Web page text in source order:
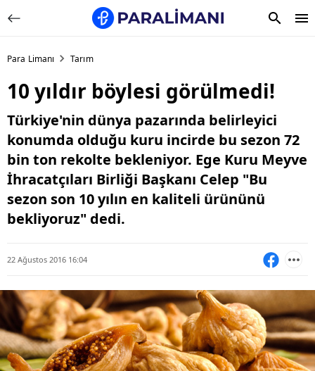
Para Limanı Tarım
10 yıldır böylesi görülmedi!
Türkiye'nin dünya pazarında belirleyici
konumda olduğu kuru incirde bu sezon 72
bin ton rekolte bekleniyor. Ege Kuru Meyve
İhracatçıları Birliği Başkanı Celep "Bu
sezon son 10 yılın en kaliteli ürününü
bekliyoruz" dedi.
22 Ağustos 2016 16:04